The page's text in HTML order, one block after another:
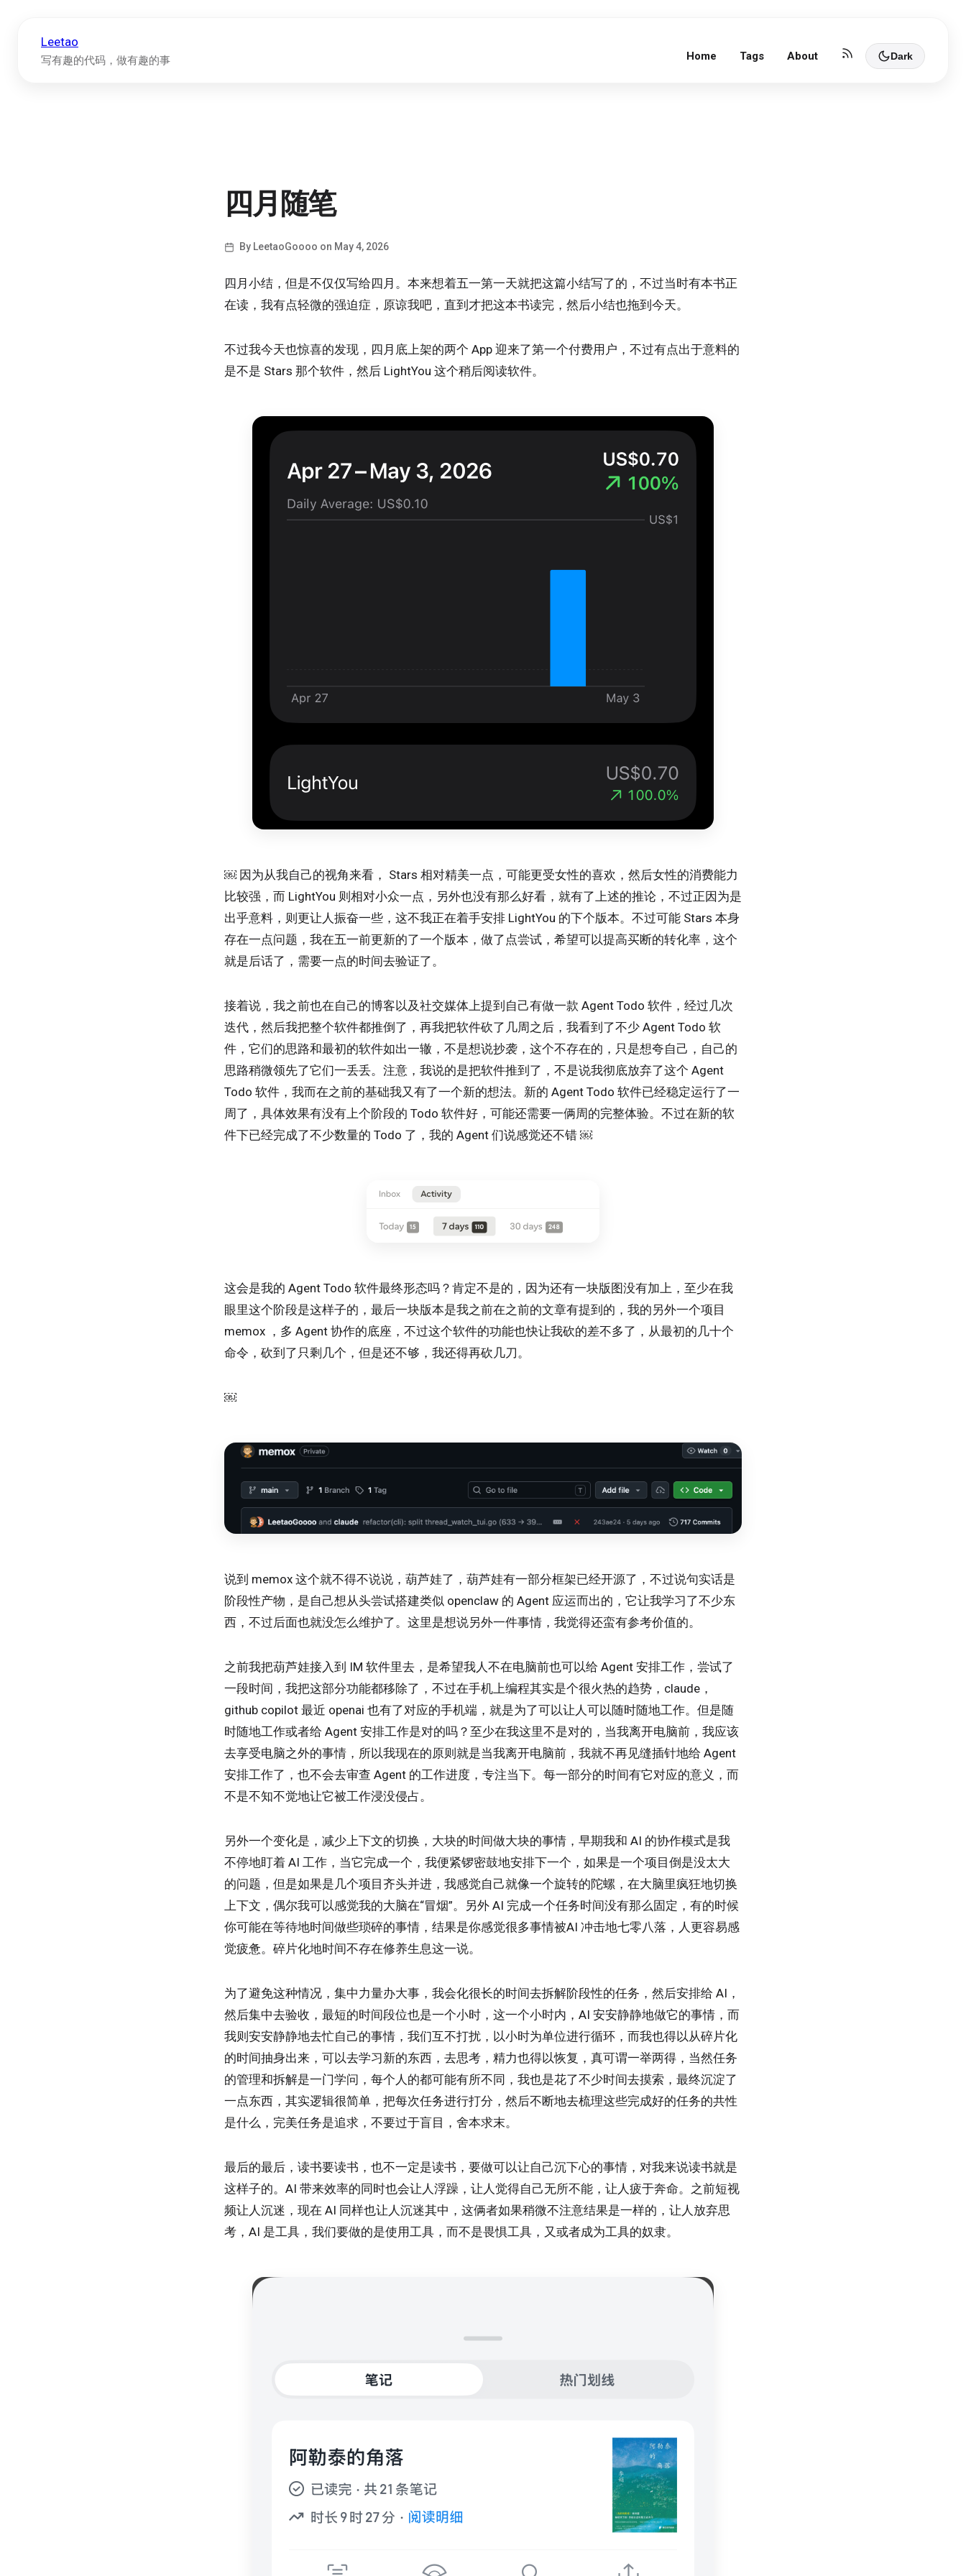
Leetao
写有趣的代码，做有趣的事 Home Tags About Dark
四月随笔
By LeetaoGoooo on May 4, 2026
四月小结，但是不仅仅写给四月。本来想着五一第一天就把这篇小结写了的，不过当时有本书正
在读，我有点轻微的强迫症，原谅我吧，直到才把这本书读完，然后小结也拖到今天。
不过我今天也惊喜的发现，四月底上架的两个 App 迎来了第一个付费用户，不过有点出于意料的
是不是 Stars 那个软件，然后 LightYou 这个稍后阅读软件。
￼ 因为从我自己的视角来看， Stars 相对精美一点，可能更受女性的喜欢，然后女性的消费能力
比较强，而 LightYou 则相对小众一点，另外也没有那么好看，就有了上述的推论，不过正因为是
出乎意料，则更让人振奋一些，这不我正在着手安排 LightYou 的下个版本。不过可能 Stars 本身
存在一点问题，我在五一前更新的了一个版本，做了点尝试，希望可以提高买断的转化率，这个
就是后话了，需要一点的时间去验证了。
接着说，我之前也在自己的博客以及社交媒体上提到自己有做一款 Agent Todo 软件，经过几次
迭代，然后我把整个软件都推倒了，再我把软件砍了几周之后，我看到了不少 Agent Todo 软
件，它们的思路和最初的软件如出一辙，不是想说抄袭，这个不存在的，只是想夸自己，自己的
思路稍微领先了它们一丢丢。注意，我说的是把软件推到了，不是说我彻底放弃了这个 Agent
Todo 软件，我而在之前的基础我又有了一个新的想法。新的 Agent Todo 软件已经稳定运行了一
周了，具体效果有没有上个阶段的 Todo 软件好，可能还需要一俩周的完整体验。不过在新的软
件下已经完成了不少数量的 Todo 了，我的 Agent 们说感觉还不错 ￼
这会是我的 Agent Todo 软件最终形态吗？肯定不是的，因为还有一块版图没有加上，至少在我
眼里这个阶段是这样子的，最后一块版本是我之前在之前的文章有提到的，我的另外一个项目
memox ，多 Agent 协作的底座，不过这个软件的功能也快让我砍的差不多了，从最初的几十个
命令，砍到了只剩几个，但是还不够，我还得再砍几刀。
￼
说到 memox 这个就不得不说说，葫芦娃了，葫芦娃有一部分框架已经开源了，不过说句实话是
阶段性产物，是自己想从头尝试搭建类似 openclaw 的 Agent 应运而出的，它让我学习了不少东
西，不过后面也就没怎么维护了。这里是想说另外一件事情，我觉得还蛮有参考价值的。
之前我把葫芦娃接入到 IM 软件里去，是希望我人不在电脑前也可以给 Agent 安排工作，尝试了
一段时间，我把这部分功能都移除了，不过在手机上编程其实是个很火热的趋势，claude，
github copilot 最近 openai 也有了对应的手机端，就是为了可以让人可以随时随地工作。但是随
时随地工作或者给 Agent 安排工作是对的吗？至少在我这里不是对的，当我离开电脑前，我应该
去享受电脑之外的事情，所以我现在的原则就是当我离开电脑前，我就不再见缝插针地给 Agent
安排工作了，也不会去审查 Agent 的工作进度，专注当下。每一部分的时间有它对应的意义，而
不是不知不觉地让它被工作浸没侵占。
另外一个变化是，减少上下文的切换，大块的时间做大块的事情，早期我和 AI 的协作模式是我
不停地盯着 AI 工作，当它完成一个，我便紧锣密鼓地安排下一个，如果是一个项目倒是没太大
的问题，但是如果是几个项目齐头并进，我感觉自己就像一个旋转的陀螺，在大脑里疯狂地切换
上下文，偶尔我可以感觉我的大脑在“冒烟”。另外 AI 完成一个任务时间没有那么固定，有的时候
你可能在等待地时间做些琐碎的事情，结果是你感觉很多事情被AI 冲击地七零八落，人更容易感
觉疲惫。碎片化地时间不存在修养生息这一说。
为了避免这种情况，集中力量办大事，我会化很长的时间去拆解阶段性的任务，然后安排给 AI，
然后集中去验收，最短的时间段位也是一个小时，这一个小时内，AI 安安静静地做它的事情，而
我则安安静静地去忙自己的事情，我们互不打扰，以小时为单位进行循环，而我也得以从碎片化
的时间抽身出来，可以去学习新的东西，去思考，精力也得以恢复，真可谓一举两得，当然任务
的管理和拆解是一门学问，每个人的都可能有所不同，我也是花了不少时间去摸索，最终沉淀了
一点东西，其实逻辑很简单，把每次任务进行打分，然后不断地去梳理这些完成好的任务的共性
是什么，完美任务是追求，不要过于盲目，舍本求末。
最后的最后，读书要读书，也不一定是读书，要做可以让自己沉下心的事情，对我来说读书就是
这样子的。AI 带来效率的同时也会让人浮躁，让人觉得自己无所不能，让人疲于奔命。之前短视
频让人沉迷，现在 AI 同样也让人沉迷其中，这俩者如果稍微不注意结果是一样的，让人放弃思
考，AI 是工具，我们要做的是使用工具，而不是畏惧工具，又或者成为工具的奴隶。